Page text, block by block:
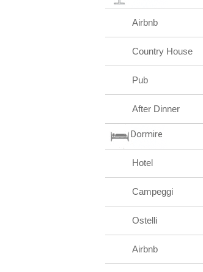
Airbnb
Country House
Pub
After Dinner
Dormire
Hotel
Campeggi
Ostelli
Airbnb